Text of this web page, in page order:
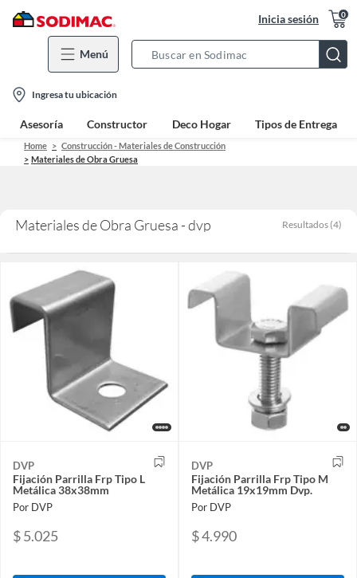
Inicia sesión 0
Menú
Bar
location-
icon
Ingresa tu ubicación
Asesoría Constructor Deco Hogar Tipos de Entrega
Home
Construcción - Materiales de Construcción
Materiales de Obra Gruesa
Materiales de Obra Gruesa - dvp Resultados (4)
DVP
Fijación Parrilla Frp Tipo L
Metálica 38x38mm
Por DVP
$ 5.025
DVP
Fijación Parrilla Frp Tipo M
Metálica 19x19mm Dvp.
Por DVP
$ 4.990